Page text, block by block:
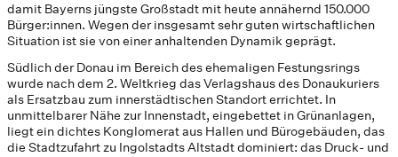
damit Bayerns jüngste Großstadt mit heute annähernd 150.000
Bürger:innen. Wegen der insgesamt sehr guten wirtschaftlichen
Situation ist sie von einer anhaltenden Dynamik geprägt.
Südlich der Donau im Bereich des ehemaligen Festungsrings
wurde nach dem 2. Weltkrieg das Verlagshaus des Donaukuriers
als Ersatzbau zum innerstädtischen Standort errichtet. In
unmittelbarer Nähe zur Innenstadt, eingebettet in Grünanlagen,
liegt ein dichtes Konglomerat aus Hallen und Bürogebäuden, das
die Stadtzufahrt zu Ingolstadts Altstadt dominiert: das Druck- und